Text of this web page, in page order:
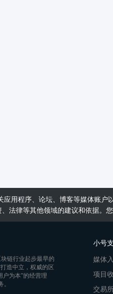
应用程序、论坛、博客等媒体账
法律等其他领域的建议和依据
链行业起步最早的
造中立，权威的区
户为本”的经营理
小号
媒体
项目
交易